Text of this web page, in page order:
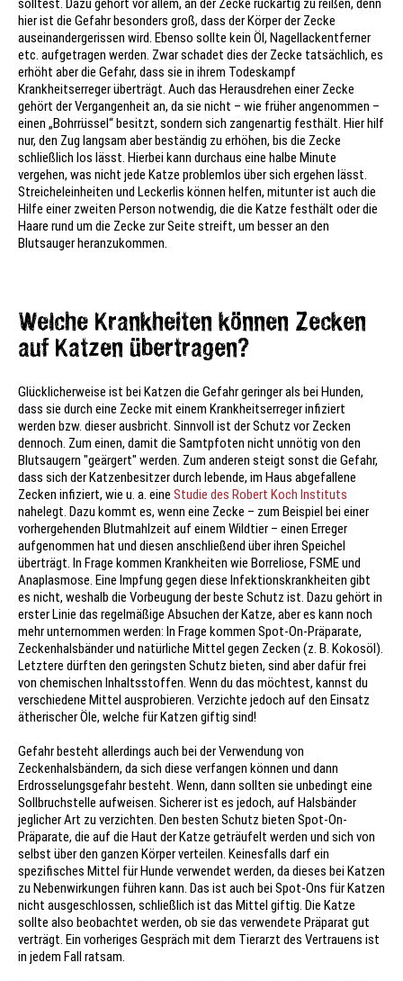
solltest. Dazu gehört vor allem, an der Zecke ruckartig zu reißen, denn
hier ist die Gefahr besonders groß, dass der Körper der Zecke
auseinandergerissen wird. Ebenso sollte kein Öl, Nagellackentferner
etc. aufgetragen werden. Zwar schadet dies der Zecke tatsächlich, es
erhöht aber die Gefahr, dass sie in ihrem Todeskampf
Krankheitserreger überträgt. Auch das Herausdrehen einer Zecke
gehört der Vergangenheit an, da sie nicht – wie früher angenommen –
einen „Bohrrüssel“ besitzt, sondern sich zangenartig festhält. Hier hilf
nur, den Zug langsam aber beständig zu erhöhen, bis die Zecke
schließlich los lässt. Hierbei kann durchaus eine halbe Minute
vergehen, was nicht jede Katze problemlos über sich ergehen lässt.
Streicheleinheiten und Leckerlis können helfen, mitunter ist auch die
Hilfe einer zweiten Person notwendig, die die Katze festhält oder die
Haare rund um die Zecke zur Seite streift, um besser an den
Blutsauger heranzukommen.
Welche Krankheiten können Zecken
auf Katzen übertragen?
Glücklicherweise ist bei Katzen die Gefahr geringer als bei Hunden,
dass sie durch eine Zecke mit einem Krankheitserreger infiziert
werden bzw. dieser ausbricht. Sinnvoll ist der Schutz vor Zecken
dennoch. Zum einen, damit die Samtpfoten nicht unnötig von den
Blutsaugern "geärgert" werden. Zum anderen steigt sonst die Gefahr,
dass sich der Katzenbesitzer durch lebende, im Haus abgefallene
Zecken infiziert, wie u. a. eine Studie des Robert Koch Instituts
nahelegt. Dazu kommt es, wenn eine Zecke – zum Beispiel bei einer
vorhergehenden Blutmahlzeit auf einem Wildtier – einen Erreger
aufgenommen hat und diesen anschließend über ihren Speichel
überträgt. In Frage kommen Krankheiten wie Borreliose, FSME und
Anaplasmose. Eine Impfung gegen diese Infektionskrankheiten gibt
es nicht, weshalb die Vorbeugung der beste Schutz ist. Dazu gehört in
erster Linie das regelmäßige Absuchen der Katze, aber es kann noch
mehr unternommen werden: In Frage kommen Spot-On-Präparate,
Zeckenhalsbänder und natürliche Mittel gegen Zecken (z. B. Kokosöl).
Letztere dürften den geringsten Schutz bieten, sind aber dafür frei
von chemischen Inhaltsstoffen. Wenn du das möchtest, kannst du
verschiedene Mittel ausprobieren. Verzichte jedoch auf den Einsatz
ätherischer Öle, welche für Katzen giftig sind!
Gefahr besteht allerdings auch bei der Verwendung von
Zeckenhalsbändern, da sich diese verfangen können und dann
Erdrosselungsgefahr besteht. Wenn, dann sollten sie unbedingt eine
Sollbruchstelle aufweisen. Sicherer ist es jedoch, auf Halsbänder
jeglicher Art zu verzichten. Den besten Schutz bieten Spot-On-
Präparate, die auf die Haut der Katze geträufelt werden und sich von
selbst über den ganzen Körper verteilen. Keinesfalls darf ein
spezifisches Mittel für Hunde verwendet werden, da dieses bei Katzen
zu Nebenwirkungen führen kann. Das ist auch bei Spot-Ons für Katzen
nicht ausgeschlossen, schließlich ist das Mittel giftig. Die Katze
sollte also beobachtet werden, ob sie das verwendete Präparat gut
verträgt. Ein vorheriges Gespräch mit dem Tierarzt des Vertrauens ist
in jedem Fall ratsam.